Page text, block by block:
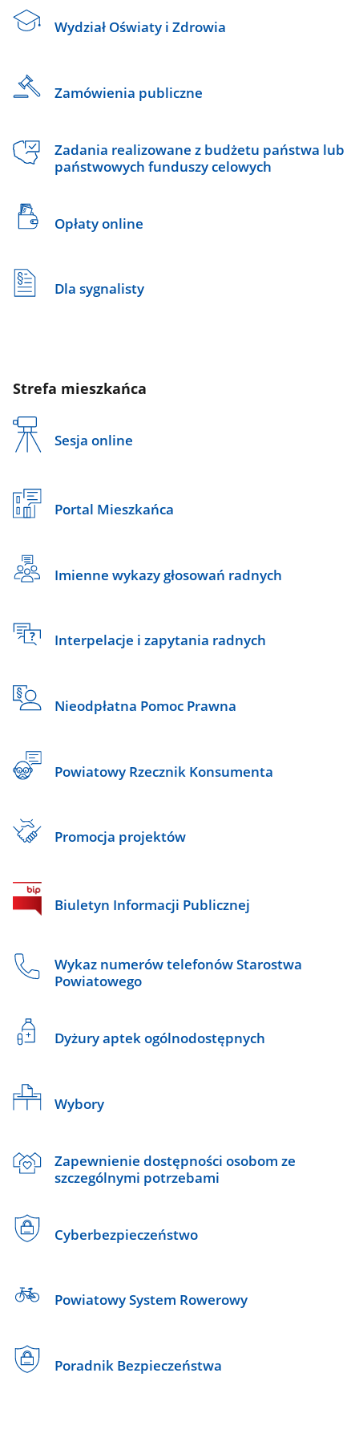
Wydział Oświaty i Zdrowia
Zamówienia publiczne
Zadania realizowane z budżetu państwa lub
państwowych funduszy celowych
Opłaty online
Dla sygnalisty
Strefa mieszkańca
Sesja online
Portal Mieszkańca
Imienne wykazy głosowań radnych
Interpelacje i zapytania radnych
Nieodpłatna Pomoc Prawna
Powiatowy Rzecznik Konsumenta
Promocja projektów
Biuletyn Informacji Publicznej
Wykaz numerów telefonów Starostwa
Powiatowego
Dyżury aptek ogólnodostępnych
Wybory
Zapewnienie dostępności osobom ze
szczególnymi potrzebami
Cyberbezpieczeństwo
Powiatowy System Rowerowy
Poradnik Bezpieczeństwa